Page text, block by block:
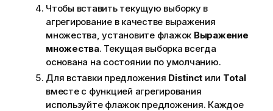
Чтобы вставить текущую выборку в
агрегирование в качестве выражения
множества, установите флажок Выражение
множества. Текущая выборка всегда
основана на состоянии по умолчанию.
Для вставки предложения Distinct или Total
вместе с функцией агрегирования
используйте флажок предложения. Каждое